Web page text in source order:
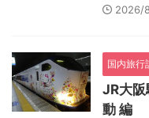
2026/
国内旅行
JR大阪
動 編